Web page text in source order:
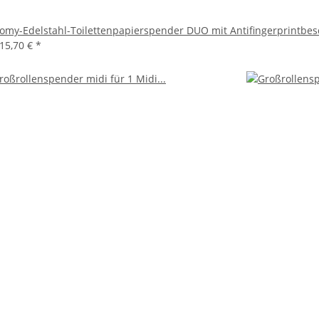
Edelstahl-Toilettenpapierspender DUO mit
€ *